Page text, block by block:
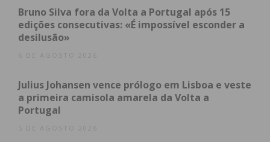
Conde, diante GD Arvore da segunda divisão.
Imediato
Assine nossa newsletter por e-mail e
obtenha de forma regular a informação
Bruno Silva fora da Volta a Portugal após 15
edições consecutivas: «É impossível esconder a
desilusão»
6 DE AGOSTO 2026
Julius Johansen vence prólogo em Lisboa e veste
a primeira camisola amarela da Volta a
Portugal
5 DE AGOSTO 2026